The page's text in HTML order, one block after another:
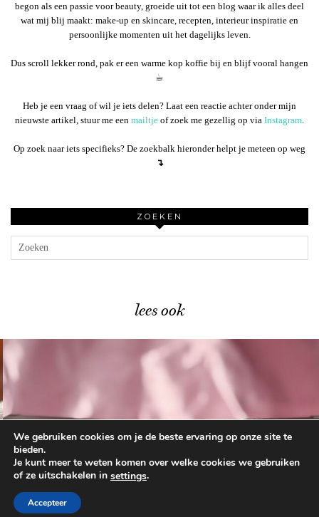
begon als een passie voor beauty, groeide uit tot een blog waar ik alles deel
wat mij blij maakt: make-up en skincare, recepten, interieur inspiratie en
persoonlijke momenten uit het dagelijks leven.
Dus scroll lekker rond, pak er een warme kop koffie bij en blijf vooral hangen
☕︎
Heb je een vraag of wil je iets delen? Laat een reactie achter onder mijn
nieuwste artikel, stuur me een mailtje of zoek me gezellig op via Instagram.
Op zoek naar iets specifieks? De zoekbalk hieronder helpt je meteen op weg
↴
ZOEKEN
lees ook
Catrice Trend Drop Glass …
We gebruiken cookies om je de beste ervaring op onze site te
bieden.
Je kunt meer te weten komen over welke cookies we gebruiken
of ze uitschakelen in settings.
Accepteer